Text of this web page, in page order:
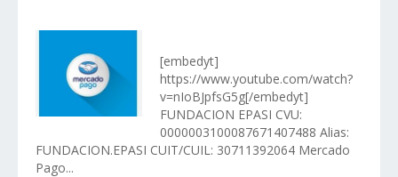
[embedyt]
https://www.youtube.com/watch?
v=nIoBJpfsG5g[/embedyt]
FUNDACION EPASI CVU:
0000003100087671407488 Alias:
FUNDACION.EPASI CUIT/CUIL: 30711392064 Mercado
Pago...